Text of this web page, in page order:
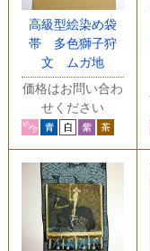
高級型絵染め袋
帯 多色獅子狩
文 ムガ地
価格はお問い合わ
せください